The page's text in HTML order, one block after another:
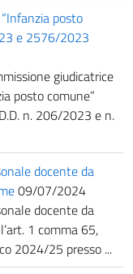
posto
e 2576/2023
giudicatrice
posto comune”
n. 206/2023 e n.
docente da
09/07/2024
docente da
1 comma 65,
2024/25 presso ...